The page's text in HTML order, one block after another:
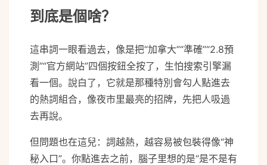
到底是個啥？
這串詞一眼看過去，像是把“加拿大”“準確”“2.8預
測”“官方網站”四個按鈕全按了，生怕搜索引擎漏
看一個。說白了，它就是那種特別會勾人點進去
的熱詞組合，像夜市里最亮的招牌，先把人吸過
去再說。
但問題也在這兒：詞越熱，越容易被包裝得像“神
秘入口”。你點進去之前，腦子里想的是“是不是有